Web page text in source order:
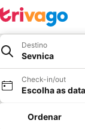
Destino
Sevnica
Check-in/out
Escolha as
Ordenar